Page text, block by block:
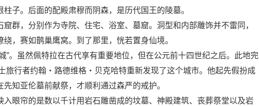
子。后面的配殿肃穆而阴森，是历代国王的陵墓。
，分别作为寺院、住宅、浴室、墓窟。洞型和内部雕饰并不雷同，
，赛如鹊巢鹰窝。到了那里，恍若置身仙境。
虽然佩特拉在古代享有重要地位，但在公元前十四世纪之后。此地完
旅行者约翰・路德维格・贝克哈特重新发现了这个城市。他起先假扮成
知亚伦墓前献祭，才顺利通过森严的戒护。
帘的是数以千计用岩石雕凿成的坟墓、神殿建筑、丧葬祭堂以及岩